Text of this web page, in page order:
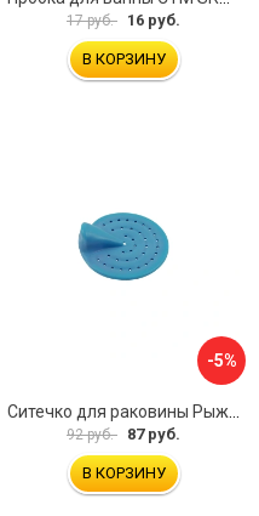
17 руб. 16 руб.
В КОРЗИНУ
-5%
92 руб. 87 руб.
В КОРЗИНУ